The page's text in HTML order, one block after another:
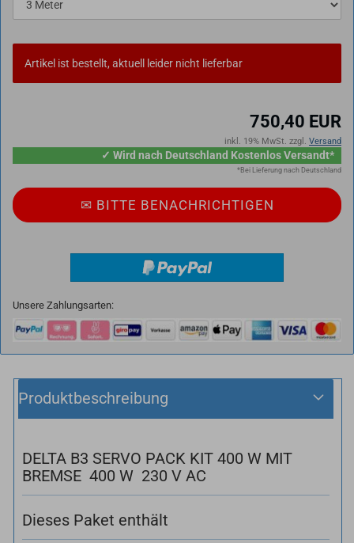
Artikel ist bestellt, aktuell leider nicht lieferbar
750,40 EUR
inkl. 19% MwSt. zzgl. Versand
✓ Wird nach Deutschland Kostenlos Versandt*
*Bei Lieferung nach Deutschland
✉ BITTE BE­NACH­RICH­TI­GEN
Unsere Zahlungsarten:
Produktbeschreibung
DELTA B3 SERVO PACK KIT 400 W MIT
BREMSE 400 W 230 V AC
Dieses Paket enthält